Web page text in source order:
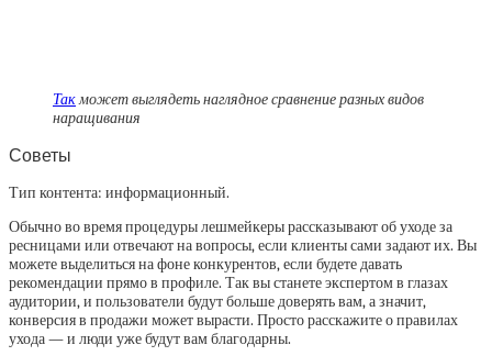
Такможет выглядеть наглядное сравнение разных видов
наращивания
Советы
Тип контента: информационный.
Обычно во время процедуры лешмейкеры рассказывают об уходе за
ресницами или отвечают на вопросы, если клиенты сами задают их. Вы
можете выделиться на фоне конкурентов, если будете давать
рекомендации прямо в профиле. Так вы станете экспертом в глазах
аудитории, и пользователи будут больше доверять вам, а значит,
конверсия в продажи может вырасти. Просто расскажите о правилах
ухода — и люди уже будут вам благодарны.